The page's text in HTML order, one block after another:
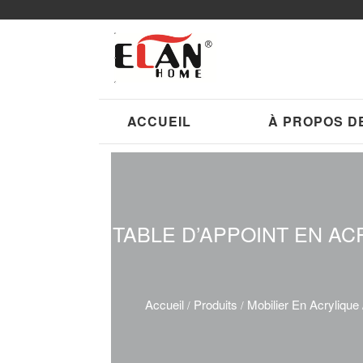
ACCUEIL À PROPOS
TABLE D’APPOINT EN
Accueil / Produits / Mobilier En Acrylique